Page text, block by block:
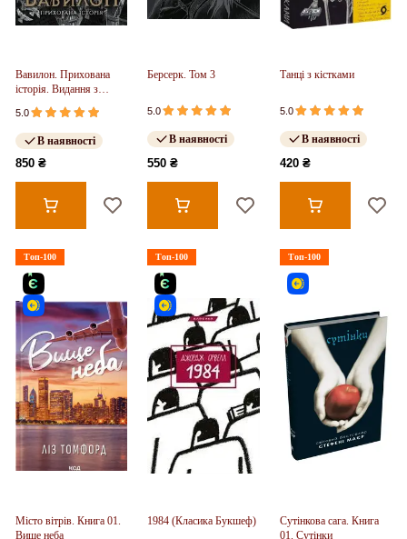
Вавилон. Прихована
історія. Видання з
ілюстрованим зрізом
(у)
5.0
В наявності
850 ₴
Берсерк. Том 3
5.0
В наявності
550 ₴
Танці з кістками
5.0
В наявності
420 ₴
Топ-100
Місто вітрів. Книга 01.
Вище неба
Топ-100
1984 (Класика Букшеф)
Топ-100
Сутінкова сага. Книга
01. Сутінки